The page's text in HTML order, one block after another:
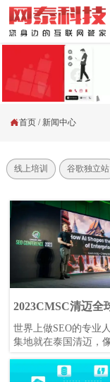
首页 / 新闻中心
线上培训 谷歌独立站
2023CMSC清迈全
会都讲了什么？
世界上做SEO的专业
集地就在泰国清迈，
Diggity、和众多互联